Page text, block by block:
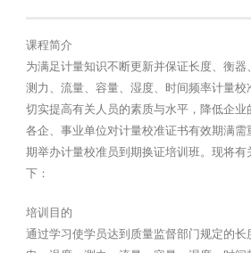
课程简介
为满足计量知识不断更新并保证长度、衡器
测力、流量、容量、湿度、时间频率计量校
切实提高有关人员的素质与水平，降低企业
各企、事业单位对计量校准证书有效期满
期举办计量校准员到期换证培训班。现将
下：
培训目的
通过学习使学员达到质量监督部门规定的